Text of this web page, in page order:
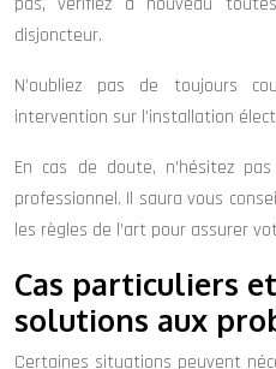
disjoncteur.
N’oubliez pas de toujours
intervention sur l’installation
En cas de doute, n’hésitez
professionnel. Il saura vous
les règles de l’art pour assurer
Cas particuliers
solutions aux
Certaines situations peuvent